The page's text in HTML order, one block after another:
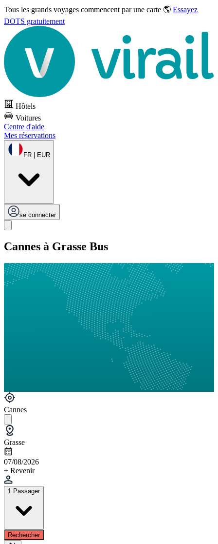
Tous les grands voyages commencent par une carte 🌎 Essayez
DOTS gratuitement
Hôtels
Voitures
Centre d'aide
Mes réservations
FR | EUR
se connecter
Cannes à Grasse Bus
Cannes
Grasse
07/08/2026
+ Revenir
1 Passager
Rechercher